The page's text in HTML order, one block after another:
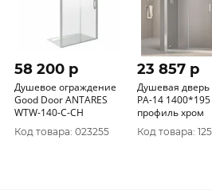
58 200 p
Душевое ограждение
Good Door ANTARES
WTW-140-C-CH
Код товара: 023255
23 857 p
Душевая дверь
PA-14 1400*195
профиль хром
Код товара: